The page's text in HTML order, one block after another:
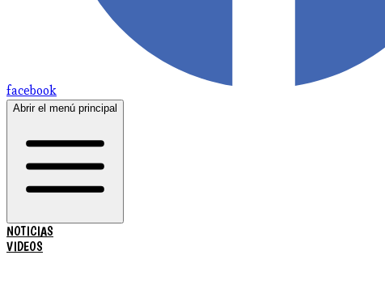
facebook
Abrir el menú principal
NOTICIAS
VIDEOS